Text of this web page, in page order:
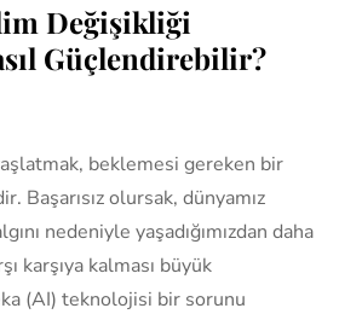
Değişikliği
Güçlendirebilir?
beklemesi gereken bir
Başarısız olursak, dünyamız
nedeniyle yaşadığımızdan daha
karşıya kalması büyük
(AI) teknolojisi bir sorunu